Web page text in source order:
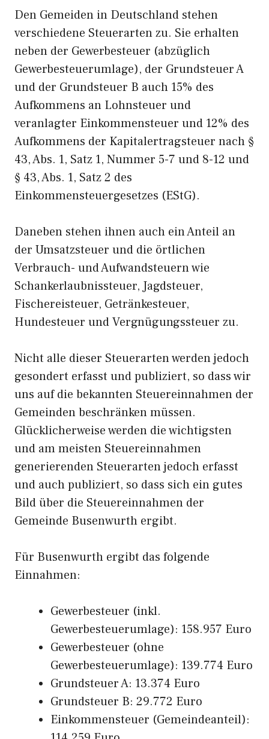
Den Gemeiden in Deutschland stehen
verschiedene Steuerarten zu. Sie erhalten
neben der Gewerbesteuer (abzüglich
Gewerbesteuerumlage), der Grundsteuer A
und der Grundsteuer B auch 15% des
Aufkommens an Lohnsteuer und
veranlagter Einkommensteuer und 12% des
Aufkommens der Kapitalertragsteuer nach §
43, Abs. 1, Satz 1, Nummer 5-7 und 8-12 und
§ 43, Abs. 1, Satz 2 des
Einkommensteuergesetzes (EStG).
Daneben stehen ihnen auch ein Anteil an
der Umsatzsteuer und die örtlichen
Verbrauch- und Aufwandsteuern wie
Schankerlaubnissteuer, Jagdsteuer,
Fischereisteuer, Getränkesteuer,
Hundesteuer und Vergnügungssteuer zu.
Nicht alle dieser Steuerarten werden jedoch
gesondert erfasst und publiziert, so dass wir
uns auf die bekannten Steuereinnahmen der
Gemeinden beschränken müssen.
Glücklicherweise werden die wichtigsten
und am meisten Steuereinnahmen
generierenden Steuerarten jedoch erfasst
und auch publiziert, so dass sich ein gutes
Bild über die Steuereinnahmen der
Gemeinde Busenwurth ergibt.
Für Busenwurth ergibt das folgende
Einnahmen:
Gewerbesteuer (inkl.
Gewerbesteuerumlage): 158.957 Euro
Gewerbesteuer (ohne
Gewerbesteuerumlage): 139.774 Euro
Grundsteuer A: 13.374 Euro
Grundsteuer B: 29.772 Euro
Einkommensteuer (Gemeindeanteil):